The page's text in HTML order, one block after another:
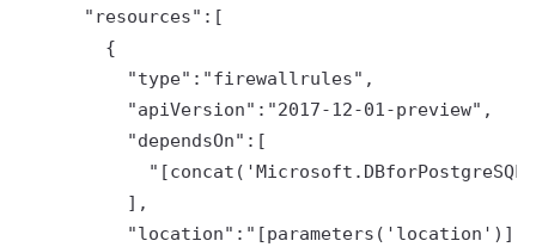
      "resources":[
        {
          "type":"firewallrules",
          "apiVersion":"2017-12-01-preview",
          "dependsOn":[
          ],
          "location":"[parameters('location')]",